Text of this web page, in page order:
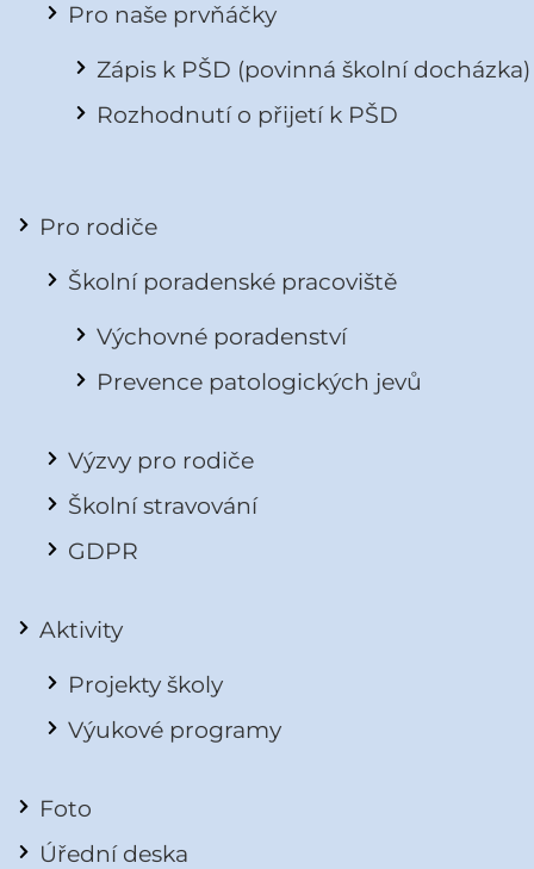
Pro naše prvňáčky
Zápis k PŠD (povinná školní docházka)
Rozhodnutí o přijetí k PŠD
Pro rodiče
Školní poradenské pracoviště
Výchovné poradenství
Prevence patologických jevů
Výzvy pro rodiče
Školní stravování
GDPR
Aktivity
Projekty školy
Výukové programy
Foto
Úřední deska